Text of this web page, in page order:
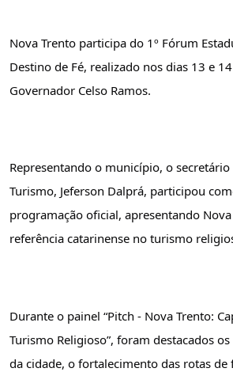
Nova Trento participa do 1º Fórum
Destino de Fé, realizado nos dias 13 e
Governador Celso Ramos.
Representando o município, o secretário
Turismo, Jeferson Dalprá, participou
programação oficial, apresentando
referência catarinense no turismo
Durante o painel “Pitch - Nova Trento:
Turismo Religioso”, foram destacados
da cidade, o fortalecimento das rotas de